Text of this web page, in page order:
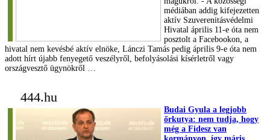
médiában addig kifejezetten
aktív Szuverenitásvédelmi
Hivatal április 11-e óta nem
posztolt a Facebookon, a
hivatal nem kevésbé aktív elnöke, Lánczi Tamás pedig április 9-e óta nem
adott hírt újabb fenyegető veszélyről, befolyásolási kísérletről vagy
országvesztő ügynökről …
444.hu
Budai Gyula a legjobb
őrkutya: nem tudja, hogy
még a Fidesz van